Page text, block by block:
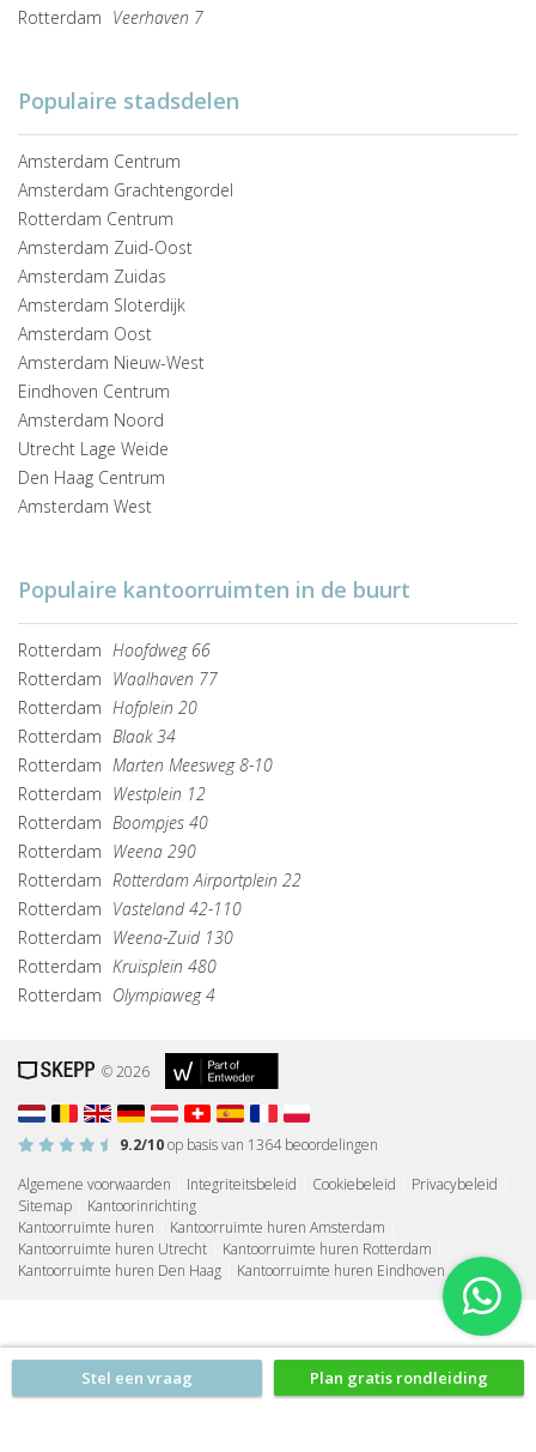
Stel een vraag Plan gratis rondleiding
Rotterdam Veerhaven 7
Populaire stadsdelen
Amsterdam Centrum
Amsterdam Grachtengordel
Rotterdam Centrum
Amsterdam Zuid-Oost
Amsterdam Zuidas
Amsterdam Sloterdijk
Amsterdam Oost
Amsterdam Nieuw-West
Eindhoven Centrum
Amsterdam Noord
Utrecht Lage Weide
Den Haag Centrum
Amsterdam West
Populaire kantoorruimten in de buurt
Rotterdam Hoofdweg 66
Rotterdam Waalhaven 77
Rotterdam Hofplein 20
Rotterdam Blaak 34
Rotterdam Marten Meesweg 8-10
Rotterdam Westplein 12
Rotterdam Boompjes 40
Rotterdam Weena 290
Rotterdam Rotterdam Airportplein 22
Rotterdam Vasteland 42-110
Rotterdam Weena-Zuid 130
Rotterdam Kruisplein 480
Rotterdam Olympiaweg 4
© 2026
9.2/10op basis van 1364beoordelingen
Algemene voorwaarden
Integriteitsbeleid Cookiebeleid Privacybeleid
Sitemap
Kantoorinrichting
Kantoorruimte huren
Kantoorruimte huren Amsterdam
Kantoorruimte huren Utrecht
Kantoorruimte huren Rotterdam
Kantoorruimte huren Den Haag
Kantoorruimte huren Eindhoven